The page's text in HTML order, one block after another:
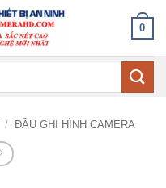
0
/ ĐẦU GHI HÌNH CAMERA